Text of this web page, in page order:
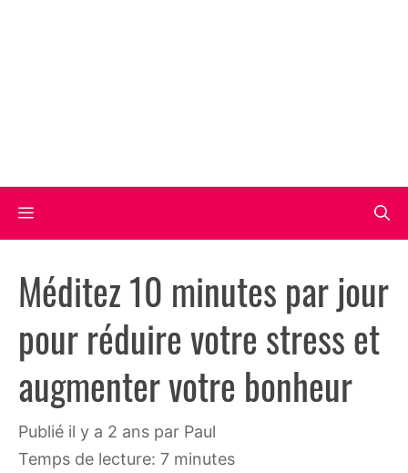
Menu
Méditez 10 minutes par jour
pour réduire votre stress et
augmenter votre bonheur
publié il y a 2 ans par Paul
Temps de lecture: 7 minutes